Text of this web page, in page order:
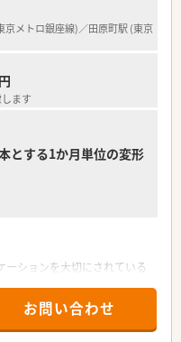
める薬剤師スペシャリストと
管理薬剤師やエリアマネージ
しており、多くの方が専門性
て、420万円から580万円の
回の賞与が支給され、安定し
域手当、職位手当などが条件
メトロ銀座線)／田原町駅 (東京
ます
とする1か月単位の変形
ーションを大切にされている
ます…ドクターとの交渉・ル
医療関係者とフランチャイズ
般を行っております。
お問い合わせ